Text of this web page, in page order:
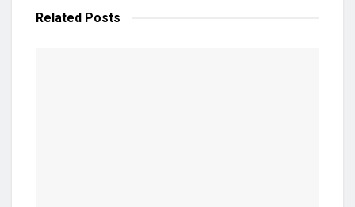
Related Posts